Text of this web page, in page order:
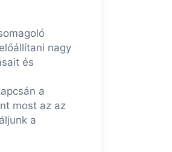
nagy
és
a
most az az
a